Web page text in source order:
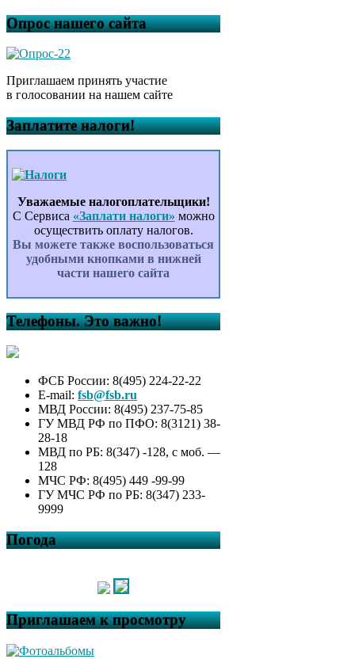
Опрос нашего сайта
Приглашаем принять участие
в голосовании на нашем сайте
Заплатите налоги!
Уважаемые налогоплательщики!
С Сервиса «Заплати налоги» можно
осуществить оплату налогов.
Вы можете также воспользоваться
удобными кнопками в нижней
части нашего сайта
Телефоны. Это важно!
ФСБ России: 8(495) 224-22-22
E-mail: fsb@fsb.ru
МВД России: 8(495) 237-75-85
ГУ МВД РФ по ПФО: 8(3121) 38-
28-18
МВД по РБ: 8(347) -128, с моб. —
128
МЧС РФ: 8(495) 449 -99-99
ГУ МЧС РФ по РБ: 8(347) 233-
9999
Погода
Приглашаем к просмотру